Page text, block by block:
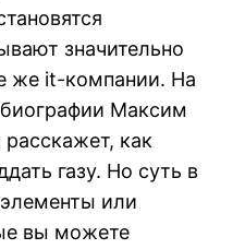
значительно
же it-компании. На
Максим
как
газу. Но суть в
или
вы можете